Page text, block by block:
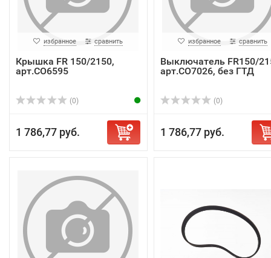
избранное сравнить
Крышка FR 150/2150,
арт.СО6595
(0)
1 786,77 руб.
избранное сравнить
Выключатель FR150/
арт.CO7026, без ГТД
(0)
1 786,77 руб.